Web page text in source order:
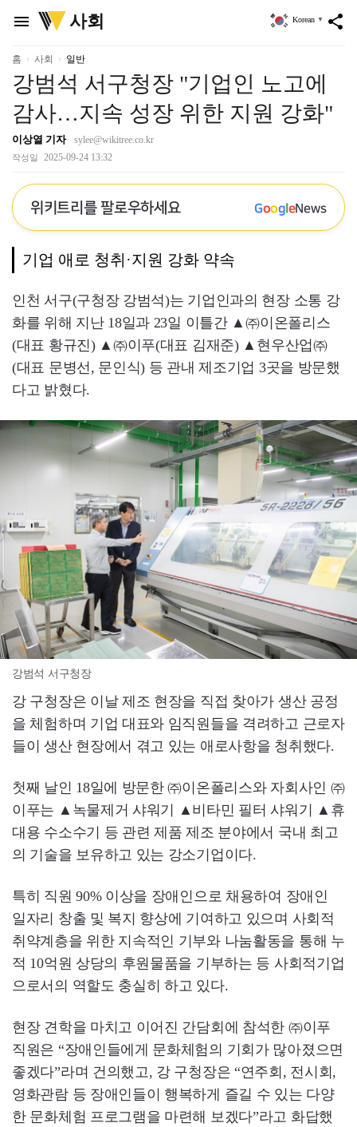
menu
위
키
리
사회 share
Korean ▼
홈 사회 일반
강범석 서구청장 "기업인 노고에
감사…지속 성장 위한 지원 강화"
이상열 기자 sylee@wikitree.co.kr
작성일 2025-09-24 13:32
위키트리를 팔로우하세요 GoogleNews
기업 애로 청취·지원 강화 약속
인천 서구(구청장 강범석)는 기업인과의 현장 소통 강
화를 위해 지난 18일과 23일 이틀간 ▲㈜이온폴리스
(대표 황규진) ▲㈜이푸(대표 김재준) ▲현우산업㈜
(대표 문병선, 문인식) 등 관내 제조기업 3곳을 방문했
다고 밝혔다.
강범석 서구청장
강 구청장은 이날 제조 현장을 직접 찾아가 생산 공정
을 체험하며 기업 대표와 임직원들을 격려하고 근로자
들이 생산 현장에서 겪고 있는 애로사항을 청취했다.
첫째 날인 18일에 방문한 ㈜이온폴리스와 자회사인 ㈜
이푸는 ▲녹물제거 샤워기 ▲비타민 필터 샤워기 ▲휴
대용 수소수기 등 관련 제품 제조 분야에서 국내 최고
의 기술을 보유하고 있는 강소기업이다.
특히 직원 90% 이상을 장애인으로 채용하여 장애인
일자리 창출 및 복지 향상에 기여하고 있으며 사회적
취약계층을 위한 지속적인 기부와 나눔활동을 통해 누
적 10억원 상당의 후원물품을 기부하는 등 사회적기업
으로서의 역할도 충실히 하고 있다.
현장 견학을 마치고 이어진 간담회에 참석한 ㈜이푸
직원은 “장애인들에게 문화체험의 기회가 많아졌으면
좋겠다”라며 건의했고, 강 구청장은 “연주회, 전시회,
영화관람 등 장애인들이 행복하게 즐길 수 있는 다양
한 문화체험 프로그램을 마련해 보겠다”라고 화답했